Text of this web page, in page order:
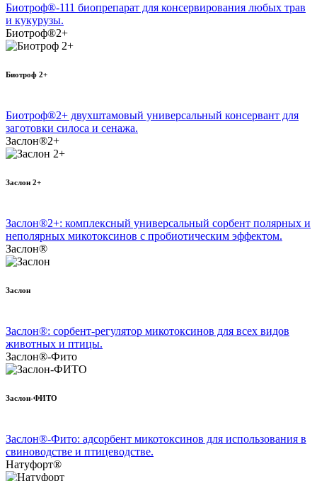
Биотроф®-111 биопрепарат для консервирования любых трав
и кукурузы.
Биотроф®2+
Биотроф 2+
Биотроф®2+ двухштамовый универсальный консервант для
заготовки силоса и сенажа.
Заслон®2+
Заслон 2+
Заслон®2+: комплексный универсальный сорбент полярных и
неполярных микотоксинов с пробиотическим эффектом.
Заслон®
Заслон
Заслон®: сорбент-регулятор микотоксинов для всех видов
животных и птицы.
Заслон®-Фито
Заслон-ФИТО
Заслон®-Фито: адсорбент микотоксинов для использования в
свиноводстве и птицеводстве.
Натуфорт®